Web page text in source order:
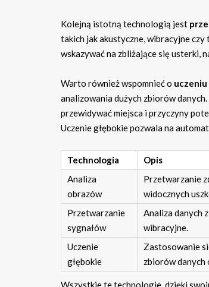
Kolejną istotną technologią jest
takich jak akustyczne, wibracyjne
wskazywać na zbliżające się usterki,
Warto również wspomnieć o uczeniu
analizowania dużych zbiorów
przewidywać miejsca i przyczyny
Uczenie głębokie pozwala na
Technologia Opis
Analiza
obrazów
Przetwarzanie
widocznych
Przetwarzanie
sygnałów
Analiza danych
wibracyjne.
Uczenie
głębokie
Zastosowanie
zbiorów danych
Wszystkie te technologie, dzięki